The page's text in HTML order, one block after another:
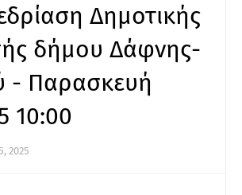
Δημοτικής
δήμου Δάφνης-
- Παρασκευή
10:00
2025